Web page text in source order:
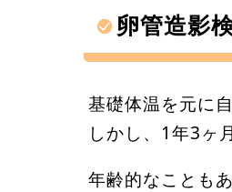
卵管造影
基礎体温を元に
しかし、1年3ヶ
年齢的なことも